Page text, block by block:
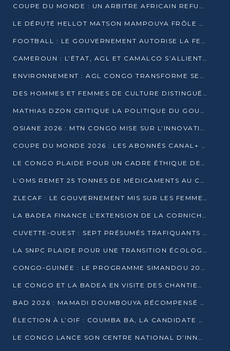
COUPE DU MONDE : UN ARBITRE AFRICAIN REFUSÉ À L’ENTRÉE DES ÉTATS-UNIS
LE DÉPUTÉ HELLOT MATSON MAMPOUYA FRÔLE LA MORT LORS D’UNE EMBUSCADE DZNS LE POOL
FOOTBALL : LE GOUVERNEMENT AUTORISE LA FECOFOOT À OCCUPER LES COMPLEXES SPORTIFS
CAMEROUN : L’ÉTAT, AGL ET CAMALCO S’ALLIENT POUR UN MÉGA-PROJET FERROVIAIRE
ENVIRONNEMENT : AGL CONGO TRANSFORME SES DÉCHETS EN OUTILS DE FORMATION
DES HOMMES ET FEMMES DE CULTURE DISTINGUÉS POUR LEUR ENGAGEMENT PAR BANTOU CULTURE
MATHIAS DZON CRITIQUE LA POLITIQUE DU GOUVERNEMENT ET ALERTE SUR LA DETTE DU CONGO
OSIANE 2026 : MTN CONGO MISE SUR L’INNOVATION POUR RELEVER LES DÉFIS AFRICAINS
COUPE DU MONDE 2026 : LES ABONNÉS CANAL+ AU CONGO DÉÇUS À QUELQUES JOURS DU COUP D’ENVOI
LE CONGO PLAIDE POUR UN CADRE ÉTHIQUE DE L’INTELLIGENCE ARTIFICIELLE À DAKAR
L’OMS REMET 25 TONNES DE MÉDICAMENTS AU CONGO POUR RENFORCER LA RIPOSTE AUX ÉPIDÉMIES
ZLECAF : LE GOUVERNEMENT MIS SUR LES FEMMES ENTREPRENEURES
LA BADEA FINANCE L’EXTENSION DE LA CORNICHE SUD DE BRAZZAVILLE
CUVETTE-OUEST : SEPT PRÉSUMÉS TRAFIQUANTS DE FAUNE INTERPELLÉS À EWO ET KELLÉ
LA SNPC PLAIDE POUR UNE TRANSITION ÉCOLOGIQUE PROGRESSIVE
CONGO-GUINÉE : LE PROGRAMME SIMANDOU 2040 AU CŒUR DES ÉCHANGES À LA BAD
LE CONGO ET LA BADEA EN VISITE DES CHANTIERS
BAD 2026 : MAMADI DOUMBOUYA RÉCOMPENSÉ PAR LE TROPHÉE BABACAR NDIAYE À BRAZZAVILLE
ÉLECTION À L’OIF : COUMBA BA, LA CANDIDATE DISCRÈTE QUI BOUSCULE LE JEU DIPLOMATIQUE
LE CONGO LANCE SON CENTRE NATIONAL D’INNOVATION